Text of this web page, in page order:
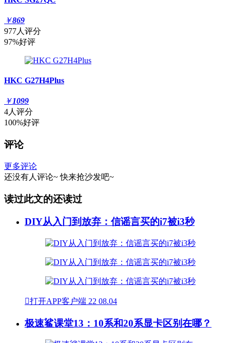
￥869
977人评分
97%好评
HKC G27H4Plus
￥1099
4人评分
100%好评
评论
更多评论
还没有人评论~ 快来抢沙发吧~
读过此文的还读过
DIY从入门到放弃：信谣言买的i7被i3秒
打开APP客户端 22 08.04
极速鲨课堂13：10系和20系显卡区别在哪？